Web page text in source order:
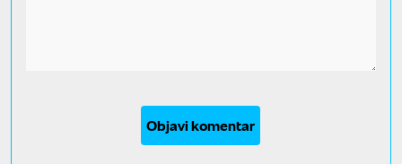
Objavi komentar